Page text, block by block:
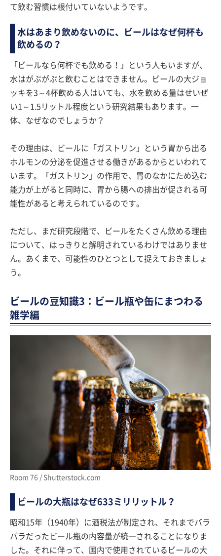
て飲む習慣は根付いていないようです。
水はあまり飲めないのに、ビールはなぜ何杯も
飲めるの？
「ビールなら何杯でも飲める！」という人もいますが、
水はがぶがぶと飲むことはできません。ビールの大ジョ
ッキを3～4杯飲める人はいても、水を飲める量はせいぜ
い1～1.5リットル程度という研究結果もあります。一
体、なぜなのでしょうか？
その理由は、ビールに「ガストリン」という胃から出る
ホルモンの分泌を促進させる働きがあるからといわれて
います。「ガストリン」の作用で、胃のなかにため込む
能力が上がると同時に、胃から腸への排出が促される可
能性があると考えられているのです。
ただし、まだ研究段階で、ビールをたくさん飲める理由
について、はっきりと解明されているわけではありませ
ん。あくまで、可能性のひとつとして捉えておきましょ
う。
ビールの豆知識3：ビール瓶や缶にまつわる
雑学編
Room 76 / Shutterstock.com
ビールの大瓶はなぜ633ミリリットル？
昭和15年（1940年）に酒税法が制定され、それまでバラ
バラだったビール瓶の内容量が統一されることになりま
した。それに伴って、国内で使用されているビールの大